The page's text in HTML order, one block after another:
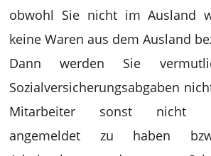
obwohl Sie nicht im Ausland
keine Waren aus dem Ausland
Dann werden Sie
Sozialversicherungsabgaben
Mitarbeiter sonst nicht
angemeldet zu haben